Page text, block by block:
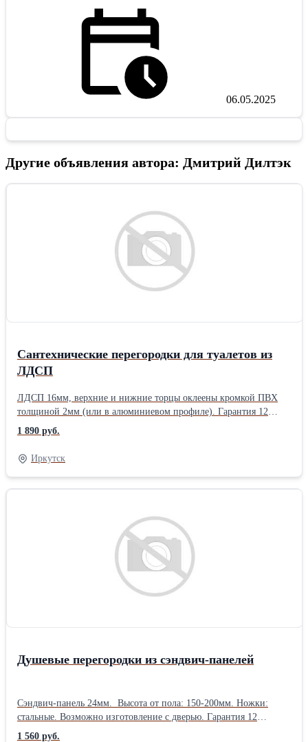
06.05.2025
Другие объявления автора: Дмитрий Дилтэк
Сантехнические перегородки для туалетов из
ЛДСП
ЛДСП 16мм, верхние и нижние торцы оклеены кромкой ПВХ
толщиной 2мм (или в алюминиевом профиле). Гарантия 12
месяцев. Высота от пола: 150-200мм. Ножки: стальные
регулируемые. Фурнитура: на выбор от эконом до премиум
класса.Производитель: Собственное производство Материал
ограждения: Ламинированный МДФ Форма ограждения:
Прямоугольная Способ установки: Напольный Поверхность
1 890 руб.
Иркутск
Душевые перегородки из сэндвич-панелей
Сэндвич-панель 24мм. Высота от пола: 150-200мм. Ножки:
стальные. Возможно изготовление с дверью. Гарантия 12
месяцев.Производитель: Собственное производство
1 560 руб.